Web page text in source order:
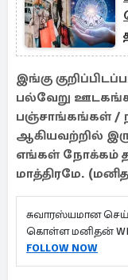
இங்கு
பல்வேறு
பஞ்சாங்கங்கள் /
ஆகியவற்றில்
எங்கள் நோக்கம்
மாத்திரமே.
சுவாரஸ்யமான
கொள்ள மனிதன்
FOLLOW NOW